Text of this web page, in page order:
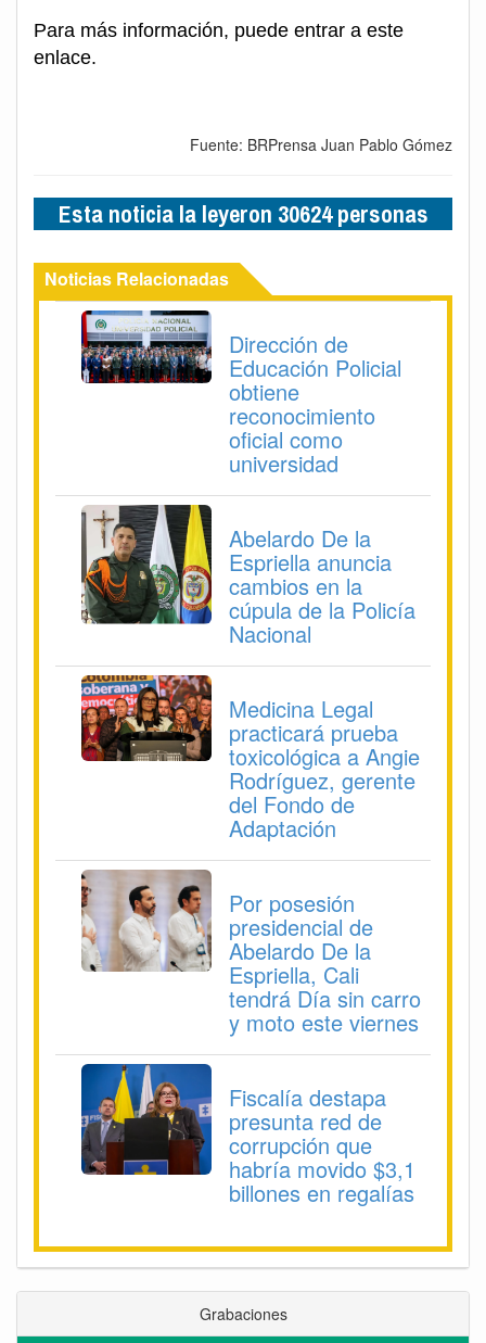
Para más información, puede entrar a este
enlace.
Fuente: BRPrensa Juan Pablo Gómez
Esta noticia la leyeron 30624 personas
Noticias Relacionadas
Dirección de
Educación Policial
obtiene
reconocimiento
oficial como
universidad
Abelardo De la
Espriella anuncia
cambios en la
cúpula de la Policía
Nacional
Medicina Legal
practicará prueba
toxicológica a Angie
Rodríguez, gerente
del Fondo de
Adaptación
Por posesión
presidencial de
Abelardo De la
Espriella, Cali
tendrá Día sin carro
y moto este viernes
Fiscalía destapa
presunta red de
corrupción que
habría movido $3,1
billones en regalías
Grabaciones